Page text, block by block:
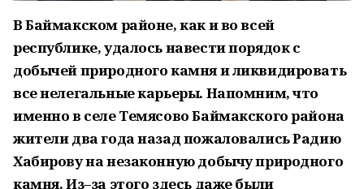
В Баймакском районе, как и во всей
республике, удалось навести порядок с
добычей природного камня и ликвидировать
все нелегальные карьеры. Напомним, что
именно в селе Темясово Баймакского района
жители два года назад пожаловались Радию
Хабирову на незаконную добычу природного
камня. Из–за этого здесь даже были